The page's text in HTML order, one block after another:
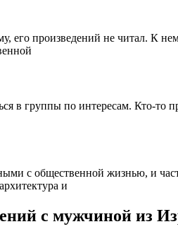
произведений не читал. К
в группы по интересам. Кто-то
с общественной жизнью, и
и
с мужчиной из